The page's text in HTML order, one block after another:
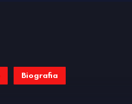
Biografia